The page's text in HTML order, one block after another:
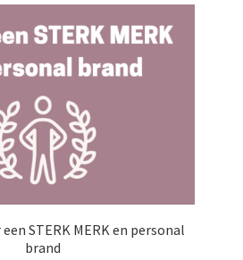
STERK MERK en personal
brand